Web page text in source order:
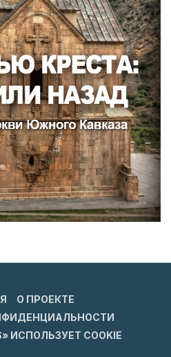
О ПРОЕКТЕ
ИСПОЛЬЗУЕТ COOKIE